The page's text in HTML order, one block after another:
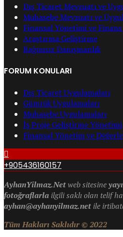
Dış Ticaret Mevzuatı ve
Muhasebe Mevzuatı ve
Finansal Yönetimi ve
Araştırma Geliştirme
Bağımsız Danışmanlık
FORUM KONULARI
Dış Ticaret Uygulamaları
Gümrük Uygulamaları
Muhasebe Uygulamaları
İş Proje Geliştirme Yönetimi
Finansal Yönetim ve
+905436160157
AyhanYilmaz.Netweb sitesine
fotoğraflarla ilgili saklı olan telif
ayhan@ayhanyilmaz.net ile
Tüm Hakları Saklıdır © 2022